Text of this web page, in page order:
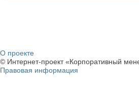
О проекте
© Интернет-проект «Корпоративный
Правовая информация